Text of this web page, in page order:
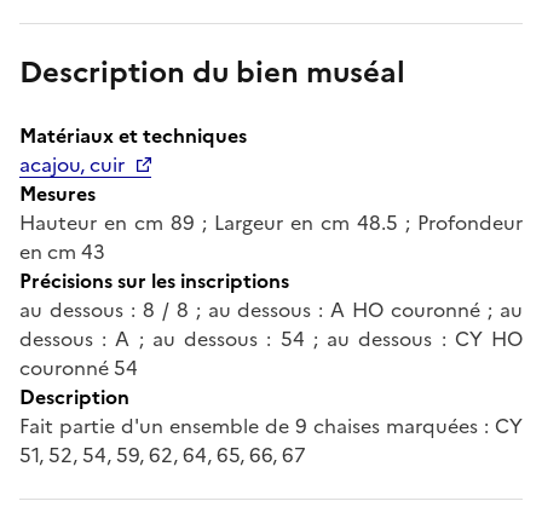
Description du bien muséal
Matériaux et techniques
acajou, cuir
Mesures
Hauteur en cm 89 ; Largeur en cm 48.5 ; Profondeur
en cm 43
Précisions sur les inscriptions
au dessous : 8 / 8 ; au dessous : A HO couronné ; au
dessous : A ; au dessous : 54 ; au dessous : CY HO
couronné 54
Description
Fait partie d'un ensemble de 9 chaises marquées : CY
51, 52, 54, 59, 62, 64, 65, 66, 67